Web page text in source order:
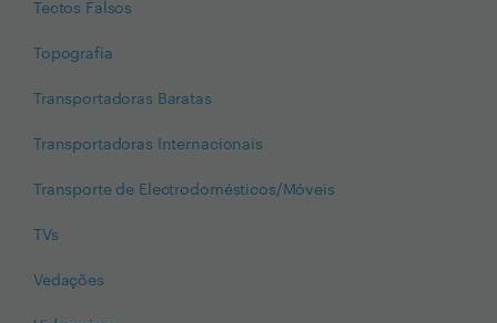
Tectos Falsos
Topografia
Transportadoras Baratas
Transportadoras Internacionais
Transporte de Electrodomésticos/Móveis
TVs
Vedações